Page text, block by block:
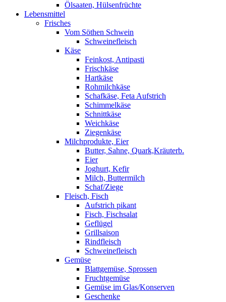
Ölsaaten, Hülsenfrüchte
Lebensmittel
Frisches
Vom Söthen Schwein
Schweinefleisch
Käse
Feinkost, Antipasti
Frischkäse
Hartkäse
Rohmilchkäse
Schafkäse, Feta Aufstrich
Schimmelkäse
Schnittkäse
Weichkäse
Ziegenkäse
Milchprodukte, Eier
Butter, Sahne, Quark,Kräuterb.
Eier
Joghurt, Kefir
Milch, Buttermilch
Schaf/Ziege
Fleisch, Fisch
Aufstrich pikant
Fisch, Fischsalat
Geflügel
Grillsaison
Rindfleisch
Schweinefleisch
Gemüse
Blattgemüse, Sprossen
Fruchtgemüse
Gemüse im Glas/Konserven
Geschenke